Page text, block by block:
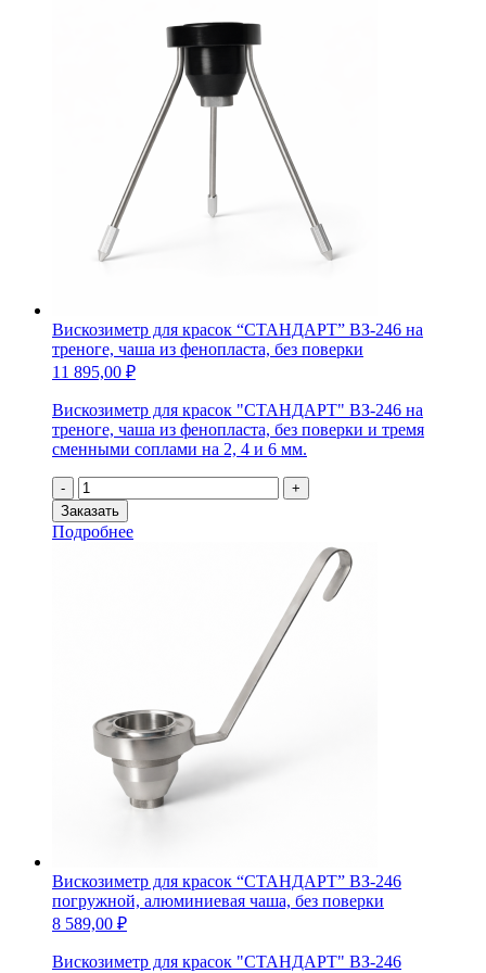
Вискозиметр для красок “СТАНДАРТ” ВЗ-246 на
треноге, чаша из фенопласта, без поверки
11 895,00 ₽
Вискозиметр для красок "СТАНДАРТ" ВЗ-246 на
треноге, чаша из фенопласта, без поверки и тремя
сменными соплами на 2, 4 и 6 мм.
-
Количество
товара
Вискозиметр
для
без
поверки
+
Заказать
Подробнее
Вискозиметр для красок “СТАНДАРТ” ВЗ-246
погружной, алюминиевая чаша, без поверки
8 589,00 ₽
Вискозиметр для красок "СТАНДАРТ" ВЗ-246